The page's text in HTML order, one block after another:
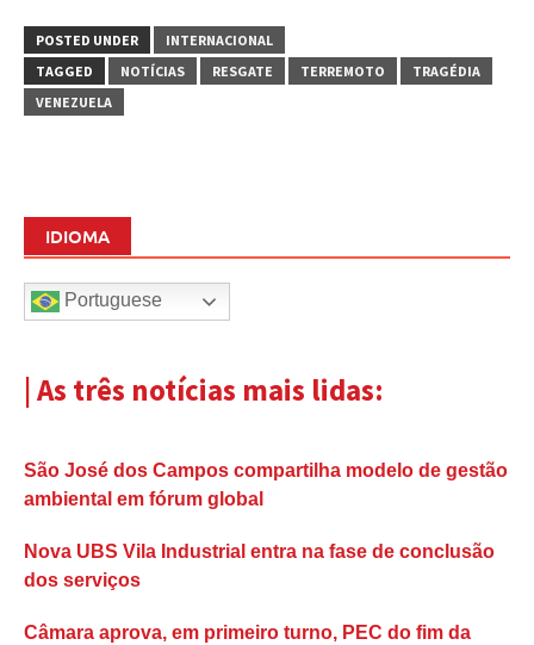
POSTED UNDER
INTERNACIONAL
TAGGED
NOTÍCIAS RESGATE TERREMOTO
TRAGÉDIA
VENEZUELA
IDIOMA
Portuguese
| As três notícias mais lidas:
São José dos Campos compartilha modelo de gestão
ambiental em fórum global
Nova UBS Vila Industrial entra na fase de conclusão
dos serviços
Câmara aprova, em primeiro turno, PEC do fim da